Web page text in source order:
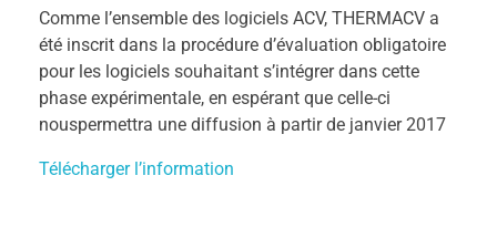
Comme l’ensemble des logiciels ACV, THERMACV a
été inscrit dans la procédure d’évaluation obligatoire
pour les logiciels souhaitant s’intégrer dans cette
phase expérimentale, en espérant que celle-ci
nouspermettra une diffusion à partir de janvier 2017
Télécharger l’information